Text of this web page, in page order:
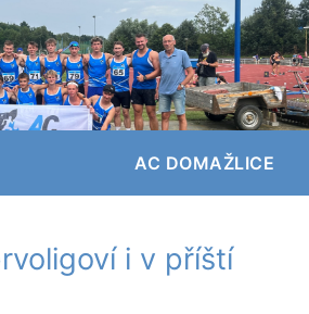
AC DOMAŽLICE
i v příští